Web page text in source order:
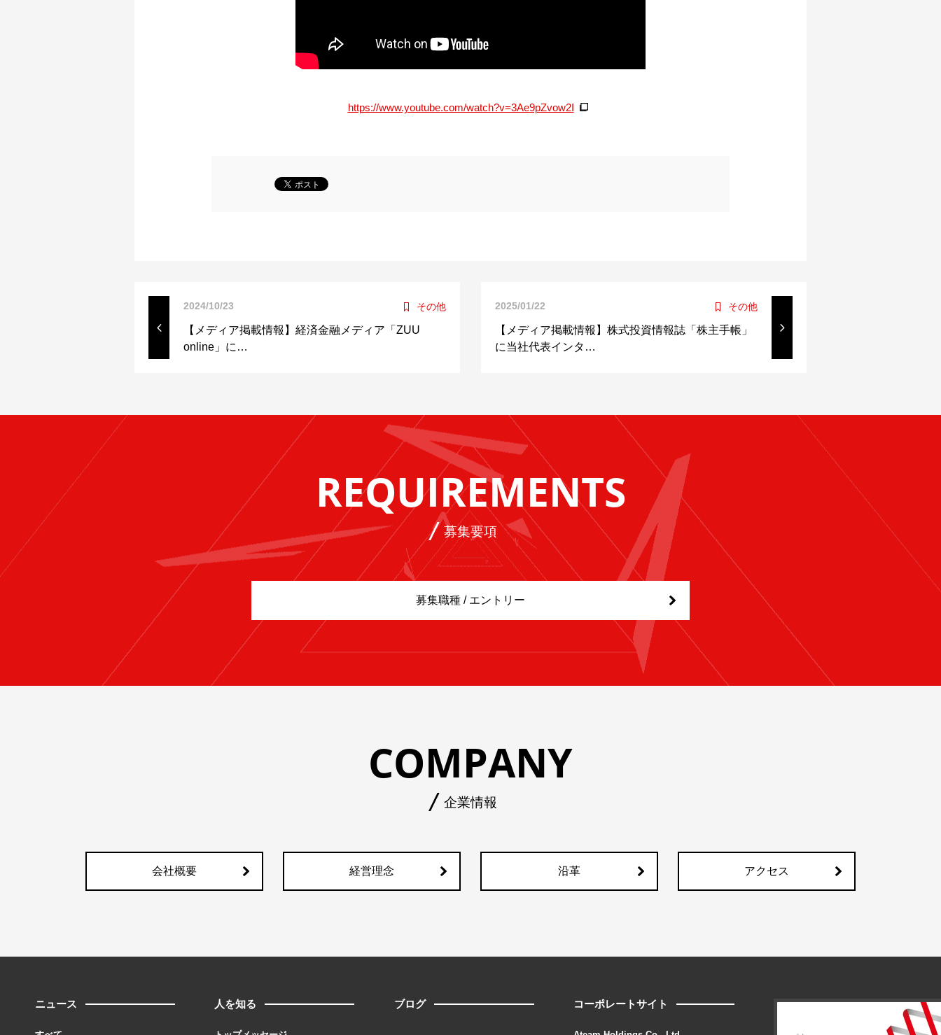
https://www.youtube.com/watch?v=3Ae9pZvow2I
2024/10/23 その他
【メディア掲載情報】経済金融メディア「ZUU
online」に…
2025/01/22 その他
【メディア掲載情報】株式投資情報誌「株主手帳」
に当社代表インタ…
REQUIREMENTS
募集要項
募集職種 / エントリー
COMPANY
企業情報
会社概要 経営理念 沿革 アクセス
ニュース 人を知る ブログ コーポレートサイト